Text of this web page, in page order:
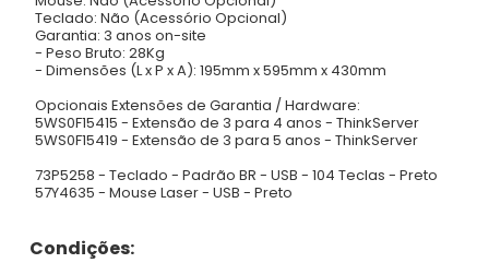
Teclado: Não (Acessório Opcional)
Garantia: 3 anos on-site
- Peso Bruto: 28Kg
- Dimensões (L x P x A): 195mm x 595mm x 430mm
Opcionais Extensões de Garantia / Hardware:
5WS0F15415 - Extensão de 3 para 4 anos - ThinkServer
5WS0F15419 - Extensão de 3 para 5 anos - ThinkServer
73P5258 - Teclado - Padrão BR - USB - 104 Teclas - Preto
57Y4635 - Mouse Laser - USB - Preto
Condições: